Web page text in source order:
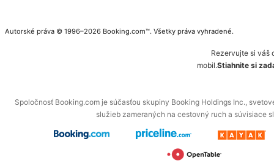
Autorské práva © 1996–2026 Booking.com™. Všetky práva vyhradené.
Rezervujte si váš
mobil.Stiahnite si
Spoločnosť Booking.com je súčasťou skupiny Booking Holdings Inc.,
služieb zameraných na cestovný ruch a súvisiace